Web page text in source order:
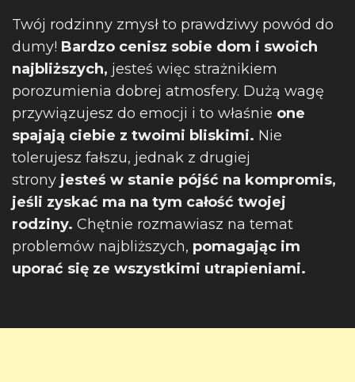
Twój rodzinny zmysł to prawdziwy powód do
dumy! Bardzo cenisz sobie dom i swoich
najbliższych, jesteś więc strażnikiem
porozumienia dobrej atmosfery. Dużą wagę
przywiązujesz do emocji i to właśnie one
spajają ciebie z twoimi bliskimi. Nie
tolerujesz fałszu, jednak z drugiej
strony jesteś w stanie pójść na kompromis,
jeśli zyskać ma na tym całość twojej
rodziny. Chętnie rozmawiasz na temat
problemów najbliższych, pomagając im
uporać się ze wszystkimi utrapieniami.